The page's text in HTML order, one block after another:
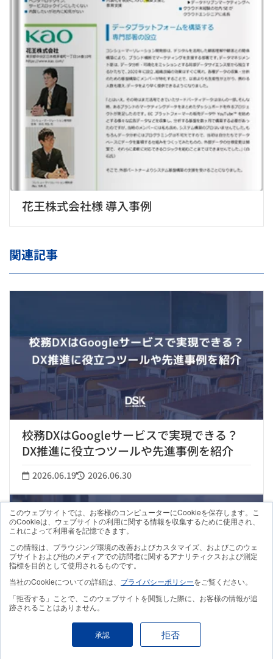
このウェブサイトでは、お客様のコンピューターにCookieを保存します。こ
のCookieは、ウェブサイトの利用に関する情報を収集するために使用され、
これによって利用者を記憶できます。
この情報は、ブラウジング環境の改善およびカスタマイズ、およびこのウェ
ブサイトおよび他のメディアでの訪問者に関するアナリティクスおよび測定
指標を目的として使用されるものです。
当社のCookieについての詳細は、 プライバシーポリシーをご覧ください。
「拒否する」ことで、このウェブサイトを閲覧した際に、お客様の情報が追
跡されることはありません。
承認 拒否
花王株式会社様 導入事例
関連記事
校務DXはGoogleサービスで実現できる？
DX推進に役立つツールや先進事例を紹介
2026.06.19 2026.06.30
【イベントレポート】freeeが語る！AI懐疑